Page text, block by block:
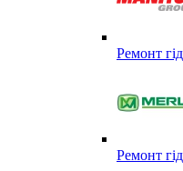
Ремонт
Ремонт